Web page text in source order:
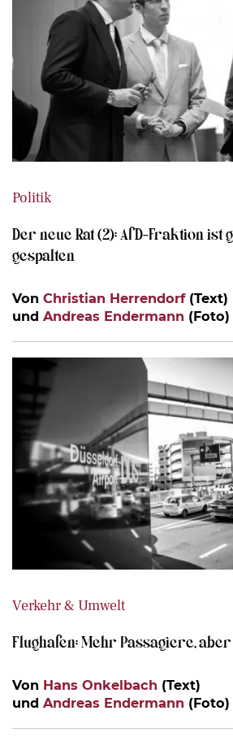
Politik
Der neue Rat (2): AfD-Fraktion ist
gespalten
Von Christian Herrendorf(Text)
und Andreas Endermann (Foto)
Verkehr & Umwelt
Flughafen: Mehr Passagiere,
Von Hans Onkelbach (Text)
und Andreas Endermann (Foto)